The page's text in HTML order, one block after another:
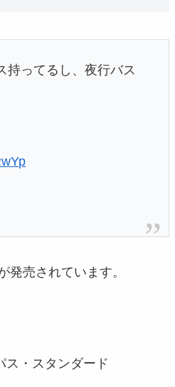
持ってるし、夜行バス
売されています。
ス・スタンダード